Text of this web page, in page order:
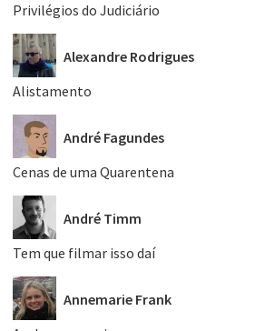
Privilégios do Judiciário
Alexandre Rodrigues
Alistamento
André Fagundes
Cenas de uma Quarentena
André Timm
Tem que filmar isso daí
Annemarie Frank